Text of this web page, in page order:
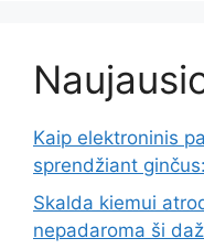
Kaip elektroninis
sprendžiant
Skalda kiemui
nepadaroma ši